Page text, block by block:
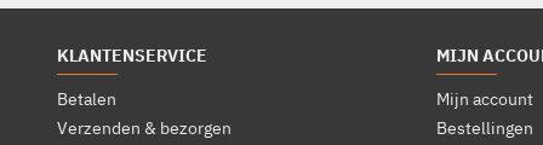
KLANTENSERVICE
Betalen
Verzenden & bezorgen
MIJN
Mijn account
Bestellingen